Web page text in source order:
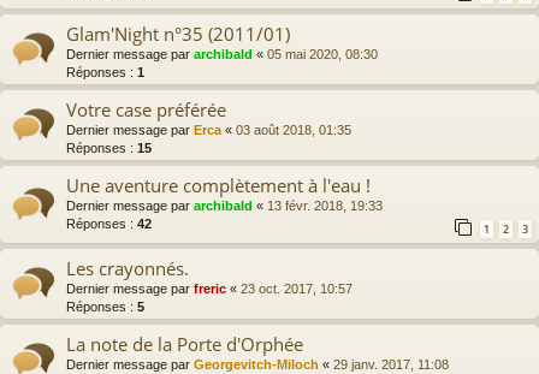
Glam'Night n°35 (2011/01)
Dernier message par archibald « 05 mai 2020, 08:30
Réponses : 1
Votre case préférée
Dernier message par Erca « 03 août 2018, 01:35
Réponses : 15
Une aventure complètement à l'eau !
Dernier message par archibald « 13 févr. 2018, 19:33
Réponses : 42 1 2 3
Les crayonnés.
Dernier message par freric « 23 oct. 2017, 10:57
Réponses : 5
La note de la Porte d'Orphée
Dernier message par Georgevitch-Miloch « 29 janv. 2017, 11:08